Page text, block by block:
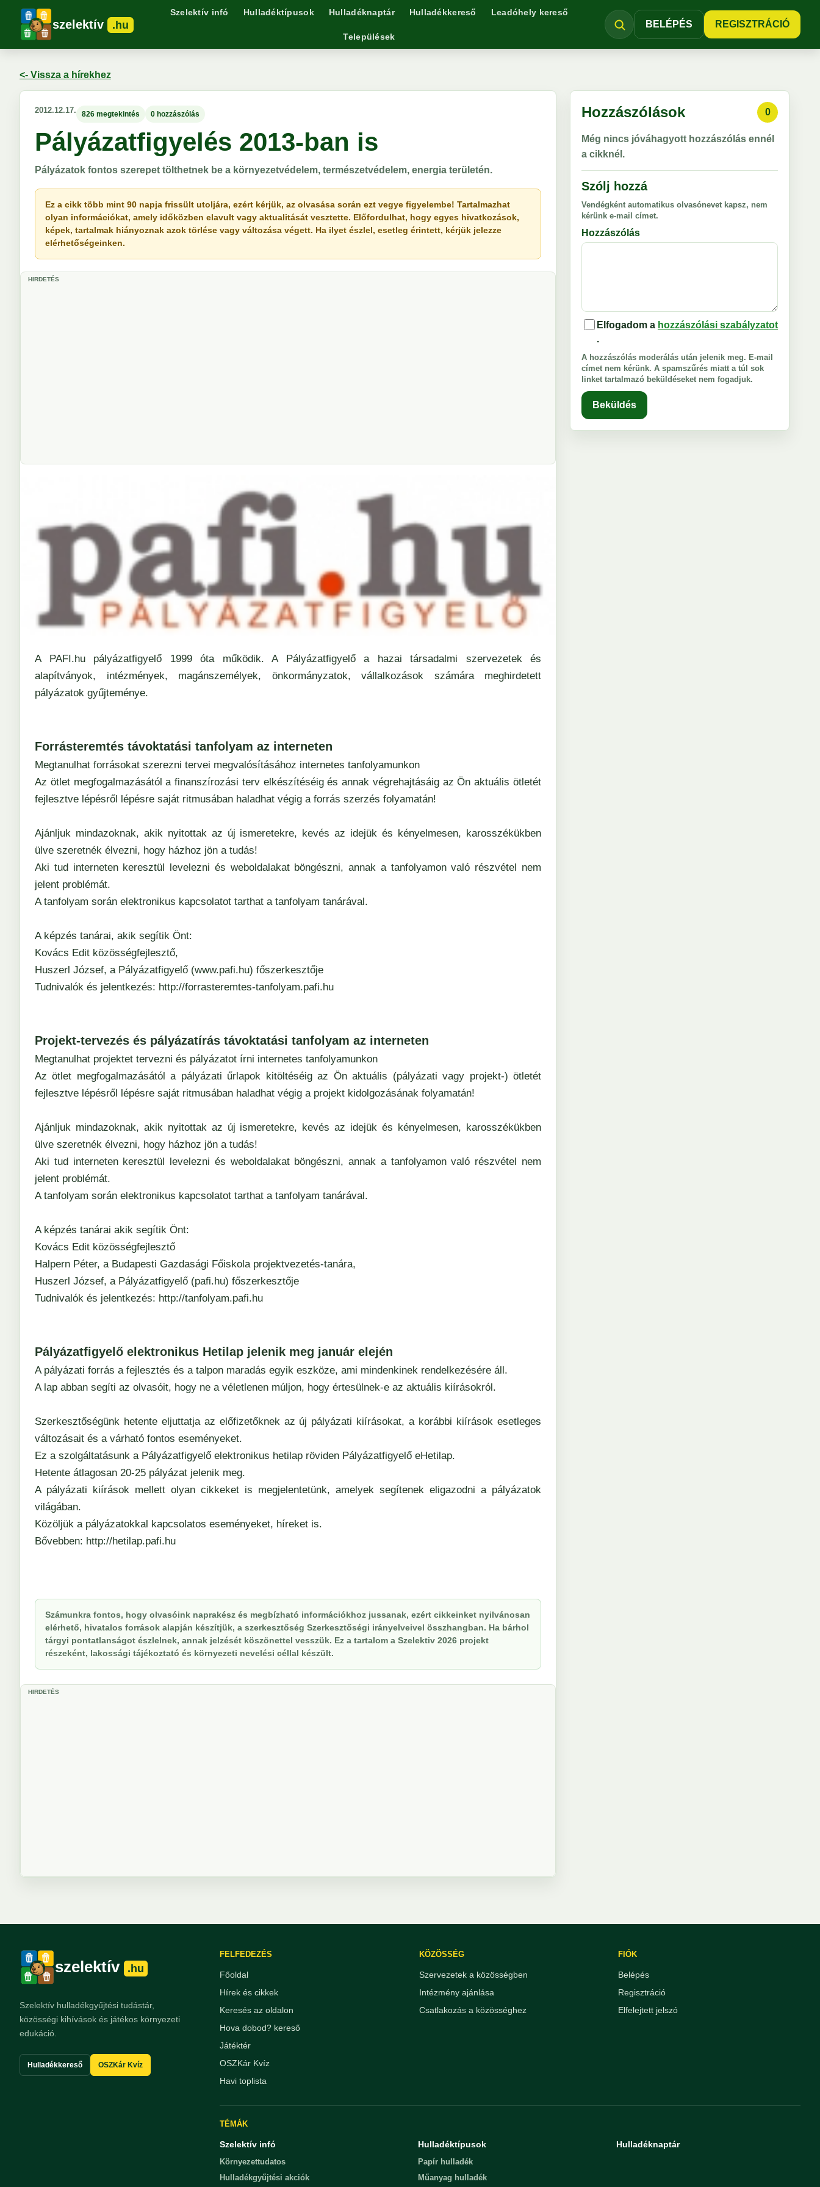
szelektív .hu
Szelektív infó Hulladéktípusok Hulladéknaptár Hulladékkereső Leadóhely kereső
Települések
BELÉPÉS REGISZTRÁCIÓ
<- Vissza a hírekhez
2012.12.17. 826 megtekintés 0 hozzászólás
Pályázatfigyelés 2013-ban is
Pályázatok fontos szerepet tölthetnek be a környezetvédelem, természetvédelem, energia területén.
Ez a cikk több mint 90 napja frissült utoljára, ezért kérjük, az olvasása során ezt vegye figyelembe! Tartalmazhat
olyan információkat, amely időközben elavult vagy aktualitását vesztette. Előfordulhat, hogy egyes hivatkozások,
képek, tartalmak hiányoznak azok törlése vagy változása végett. Ha ilyet észlel, esetleg érintett, kérjük jelezze
elérhetőségeinken.
HIRDETÉS
A PAFI.hupályázatfigyelő 1999 óta működik. A Pályázatfigyelő a hazai társadalmi szervezetek és
alapítványok, intézmények, magánszemélyek, önkormányzatok, vállalkozások számára meghirdetett
pályázatok gyűjteménye.
Forrásteremtés távoktatási tanfolyam az interneten
Megtanulhat forrásokat szerezni tervei megvalósításához internetes tanfolyamunkon
Az ötlet megfogalmazásától a finanszírozási terv elkészítéséig és annak végrehajtásáig az Ön aktuális ötletét
fejlesztve lépésről lépésre saját ritmusában haladhat végig a forrás szerzés folyamatán!
Ajánljuk mindazoknak, akik nyitottak az új ismeretekre, kevés az idejük és kényelmesen, karosszékükben
ülve szeretnék élvezni, hogy házhoz jön a tudás!
Aki tud interneten keresztül levelezni és weboldalakat böngészni, annak a tanfolyamon való részvétel nem
jelent problémát.
A tanfolyam során elektronikus kapcsolatot tarthat a tanfolyam tanárával.
A képzés tanárai, akik segítik Önt:
Kovács Edit közösségfejlesztő,
Huszerl József, a Pályázatfigyelő (www.pafi.hu) főszerkesztője
Tudnivalók és jelentkezés: http://forrasteremtes-tanfolyam.pafi.hu
Projekt-tervezés és pályázatírás távoktatási tanfolyam az interneten
Megtanulhat projektet tervezni és pályázatot írni internetes tanfolyamunkon
Az ötlet megfogalmazásától a pályázati űrlapok kitöltéséig az Ön aktuális (pályázati vagy projekt-) ötletét
fejlesztve lépésről lépésre saját ritmusában haladhat végig a projekt kidolgozásának folyamatán!
Ajánljuk mindazoknak, akik nyitottak az új ismeretekre, kevés az idejük és kényelmesen, karosszékükben
ülve szeretnék élvezni, hogy házhoz jön a tudás!
Aki tud interneten keresztül levelezni és weboldalakat böngészni, annak a tanfolyamon való részvétel nem
jelent problémát.
A tanfolyam során elektronikus kapcsolatot tarthat a tanfolyam tanárával.
A képzés tanárai akik segítik Önt:
Kovács Edit közösségfejlesztő
Halpern Péter, a Budapesti Gazdasági Főiskola projektvezetés-tanára,
Huszerl József, a Pályázatfigyelő (pafi.hu) főszerkesztője
Tudnivalók és jelentkezés: http://tanfolyam.pafi.hu
Pályázatfigyelő elektronikus Hetilap jelenik meg január elején
A pályázati forrás a fejlesztés és a talpon maradás egyik eszköze, ami mindenkinek rendelkezésére áll.
A lap abban segíti az olvasóit, hogy ne a véletlenen múljon, hogy értesülnek-e az aktuális kiírásokról.
Szerkesztőségünk hetente eljuttatja az előfizetőknek az új pályázati kiírásokat, a korábbi kiírások esetleges
változásait és a várható fontos eseményeket.
Ez a szolgáltatásunk a Pályázatfigyelő elektronikus hetilap röviden Pályázatfigyelő eHetilap.
Hetente átlagosan 20-25 pályázat jelenik meg.
A pályázati kiírások mellett olyan cikkeket is megjelentetünk, amelyek segítenek eligazodni a pályázatok
világában.
Közöljük a pályázatokkal kapcsolatos eseményeket, híreket is.
Bővebben: http://hetilap.pafi.hu
Számunkra fontos, hogy olvasóink naprakész és megbízható információkhoz jussanak, ezért cikkeinket nyilvánosan
elérhető, hivatalos források alapján készítjük, a szerkesztőség Szerkesztőségi irányelveivel összhangban. Ha bárhol
tárgyi pontatlanságot észlelnek, annak jelzését köszönettel vesszük. Ez a tartalom a Szelektiv 2026 projekt
részeként, lakossági tájékoztató és környezeti nevelési céllal készült.
HIRDETÉS
Hozzászólások 0
Még nincs jóváhagyott hozzászólás ennél
a cikknél.
Szólj hozzá
Vendégként automatikus olvasónevet kapsz, nem
kérünk e-mail címet.
Hozzászólás
Elfogadom a hozzászólási szabályzatot
.
A hozzászólás moderálás után jelenik meg. E-mail
címet nem kérünk. A spamszűrés miatt a túl sok
linket tartalmazó beküldéseket nem fogadjuk.
Beküldés
szelektív .hu
Szelektív hulladékgyűjtési tudástár,
közösségi kihívások és játékos környezeti
edukáció.
Hulladékkereső OSZKár Kvíz
FELFEDEZÉS
Főoldal
Hírek és cikkek
Keresés az oldalon
Hova dobod? kereső
Játéktér
OSZKár Kvíz
Havi toplista
KÖZÖSSÉG
Szervezetek a közösségben
Intézmény ajánlása
Csatlakozás a közösséghez
FIÓK
Belépés
Regisztráció
Elfelejtett jelszó
TÉMÁK
Szelektív infó
Környezettudatos
Hulladékgyűjtési akciók
Hulladéktípusok
Papír hulladék
Műanyag hulladék
Hulladéknaptár